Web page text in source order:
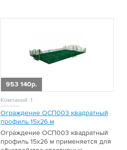
953 140р.
Компаний: 1
Ограждение ОСП003 квадратный
профиль 15х26 м
Ограждение ОСП003 квадратный
профиль 15х26 м применяется для